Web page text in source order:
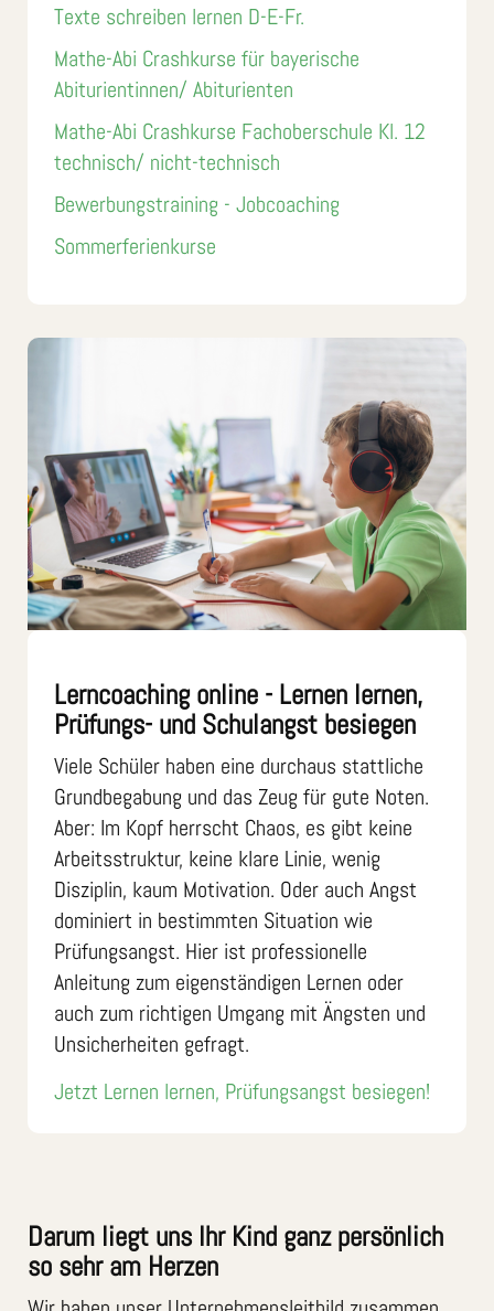
Texte schreiben lernen D-E-Fr.
Mathe-Abi Crashkurse für bayerische
Abiturientinnen/ Abiturienten
Mathe-Abi Crashkurse Fachoberschule Kl. 12
technisch/ nicht-technisch
Bewerbungstraining - Jobcoaching
Sommerferienkurse
Lerncoaching online - Lernen lernen,
Prüfungs- und Schulangst besiegen
Viele Schüler haben eine durchaus stattliche
Grundbegabung und das Zeug für gute Noten.
Aber: Im Kopf herrscht Chaos, es gibt keine
Arbeitsstruktur, keine klare Linie, wenig
Disziplin, kaum Motivation. Oder auch Angst
dominiert in bestimmten Situation wie
Prüfungsangst. Hier ist professionelle
Anleitung zum eigenständigen Lernen oder
auch zum richtigen Umgang mit Ängsten und
Unsicherheiten gefragt.
Jetzt Lernen lernen, Prüfungsangst besiegen!
Darum liegt uns Ihr Kind ganz persönlich
so sehr am Herzen